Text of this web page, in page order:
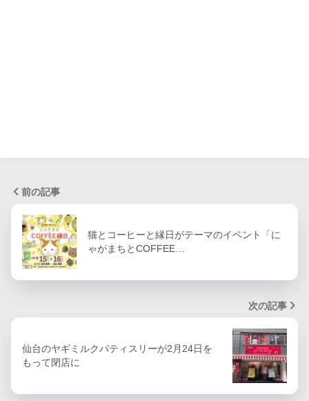
前の記事
猫とコーヒーと縁日がテーマのイベント「に
ゃがまちとCOFFEE…
次の記事
仙台のヤギミルクパティスリーが2月24日を
もって閉店に